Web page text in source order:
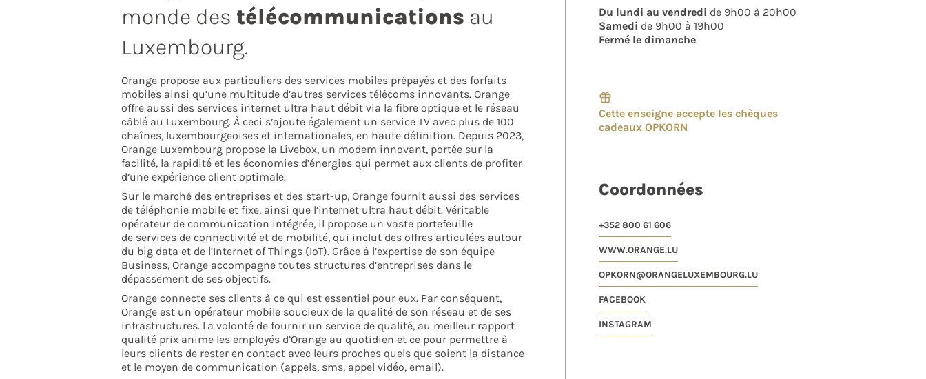
monde des télécommunications au
Luxembourg.
Orange propose aux particuliers des services mobiles prépayés et des forfaits
mobiles ainsi qu’une multitude d’autres services télécoms innovants. Orange
offre aussi des services internet ultra haut débit via la fibre optique et le réseau
câblé au Luxembourg. À ceci s’ajoute également un service TV avec plus de 100
chaînes, luxembourgeoises et internationales, en haute définition. Depuis 2023,
Orange Luxembourg propose la Livebox, un modem innovant, portée sur la
facilité, la rapidité et les économies d’énergies qui permet aux clients de profiter
d’une expérience client optimale.
Sur le marché des entreprises et des start-up, Orange fournit aussi des services
de téléphonie mobile et fixe, ainsi que l’internet ultra haut débit. Véritable
opérateur de communication intégrée, il propose un vaste portefeuille
de services de connectivité et de mobilité, qui inclut des offres articulées autour
du big data et de l’Internet of Things (IoT). Grâce à l’expertise de son équipe
Business, Orange accompagne toutes structures d’entreprises dans le
dépassement de ses objectifs.
Orange connecte ses clients à ce qui est essentiel pour eux. Par conséquent,
Orange est un opérateur mobile soucieux de la qualité de son réseau et de ses
infrastructures. La volonté de fournir un service de qualité, au meilleur rapport
qualité prix anime les employés d’Orange au quotidien et ce pour permettre à
leurs clients de rester en contact avec leurs proches quels que soient la distance
et le moyen de communication (appels, sms, appel vidéo, email).
Du lundi au vendredi de 9h00 à 20h00
Samedi de 9h00 à 19h00
Fermé le dimanche
Cette enseigne accepte les chèques
cadeaux OPKORN
Coordonnées
+352 800 61 606
WWW.ORANGE.LU
OPKORN@ORANGELUXEMBOURG.LU
FACEBOOK
INSTAGRAM